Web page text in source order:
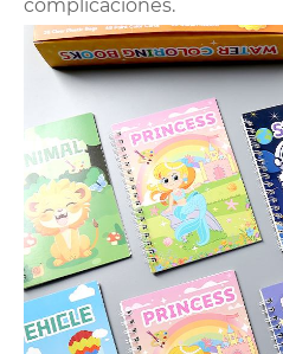
complicaciones.